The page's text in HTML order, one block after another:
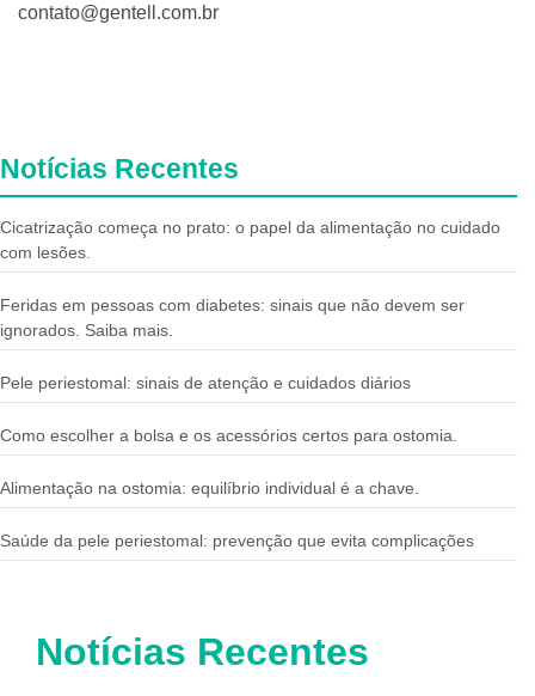
contato@gentell.com.br
Notícias Recentes
Cicatrização começa no prato: o papel da alimentação no cuidado
com lesões.
Feridas em pessoas com diabetes: sinais que não devem ser
ignorados. Saiba mais.
Pele periestomal: sinais de atenção e cuidados diários
Como escolher a bolsa e os acessórios certos para ostomia.
Alimentação na ostomia: equilíbrio individual é a chave.
Saúde da pele periestomal: prevenção que evita complicações
Notícias Recentes